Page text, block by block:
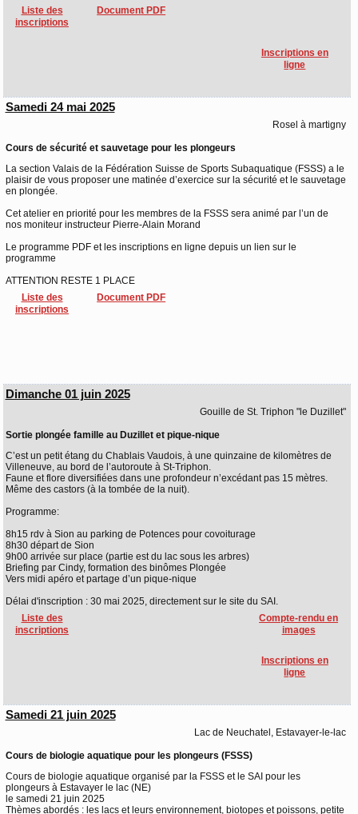
Liste des
inscriptions
Document PDF
Inscriptions en
ligne
Samedi 24 mai 2025
Rosel à martigny
Cours de sécurité et sauvetage pour les plongeurs
La section Valais de la Fédération Suisse de Sports Subaquatique (FSSS) a le
plaisir de vous proposer une matinée d’exercice sur la sécurité et le sauvetage
en plongée.
Cet atelier en priorité pour les membres de la FSSS sera animé par l’un de
nos moniteur instructeur Pierre-Alain Morand
Le programme PDF et les inscriptions en ligne depuis un lien sur le
programme
ATTENTION RESTE 1 PLACE
Liste des
inscriptions
Document PDF
Dimanche 01 juin 2025
Gouille de St. Triphon "le Duzillet"
Sortie plongée famille au Duzillet et pique-nique
C’est un petit étang du Chablais Vaudois, à une quinzaine de kilomètres de
Villeneuve, au bord de l’autoroute à St-Triphon.
Faune et flore diversifiées dans une profondeur n’excédant pas 15 mètres.
Même des castors (à la tombée de la nuit).
Programme:
8h15 rdv à Sion au parking de Potences pour covoiturage
8h30 départ de Sion
9h00 arrivée sur place (partie est du lac sous les arbres)
Briefing par Cindy, formation des binômes Plongée
Vers midi apéro et partage d’un pique-nique
Délai d'inscription : 30 mai 2025, directement sur le site du SAI.
Liste des
inscriptions
Compte-rendu en
images
Inscriptions en
ligne
Samedi 21 juin 2025
Lac de Neuchatel, Estavayer-le-lac
Cours de biologie aquatique pour les plongeurs (FSSS)
Cours de biologie aquatique organisé par la FSSS et le SAI pour les
plongeurs à Estavayer le lac (NE)
le samedi 21 juin 2025
Thèmes abordés : les lacs et leurs environnement, biotopes et poissons, petite